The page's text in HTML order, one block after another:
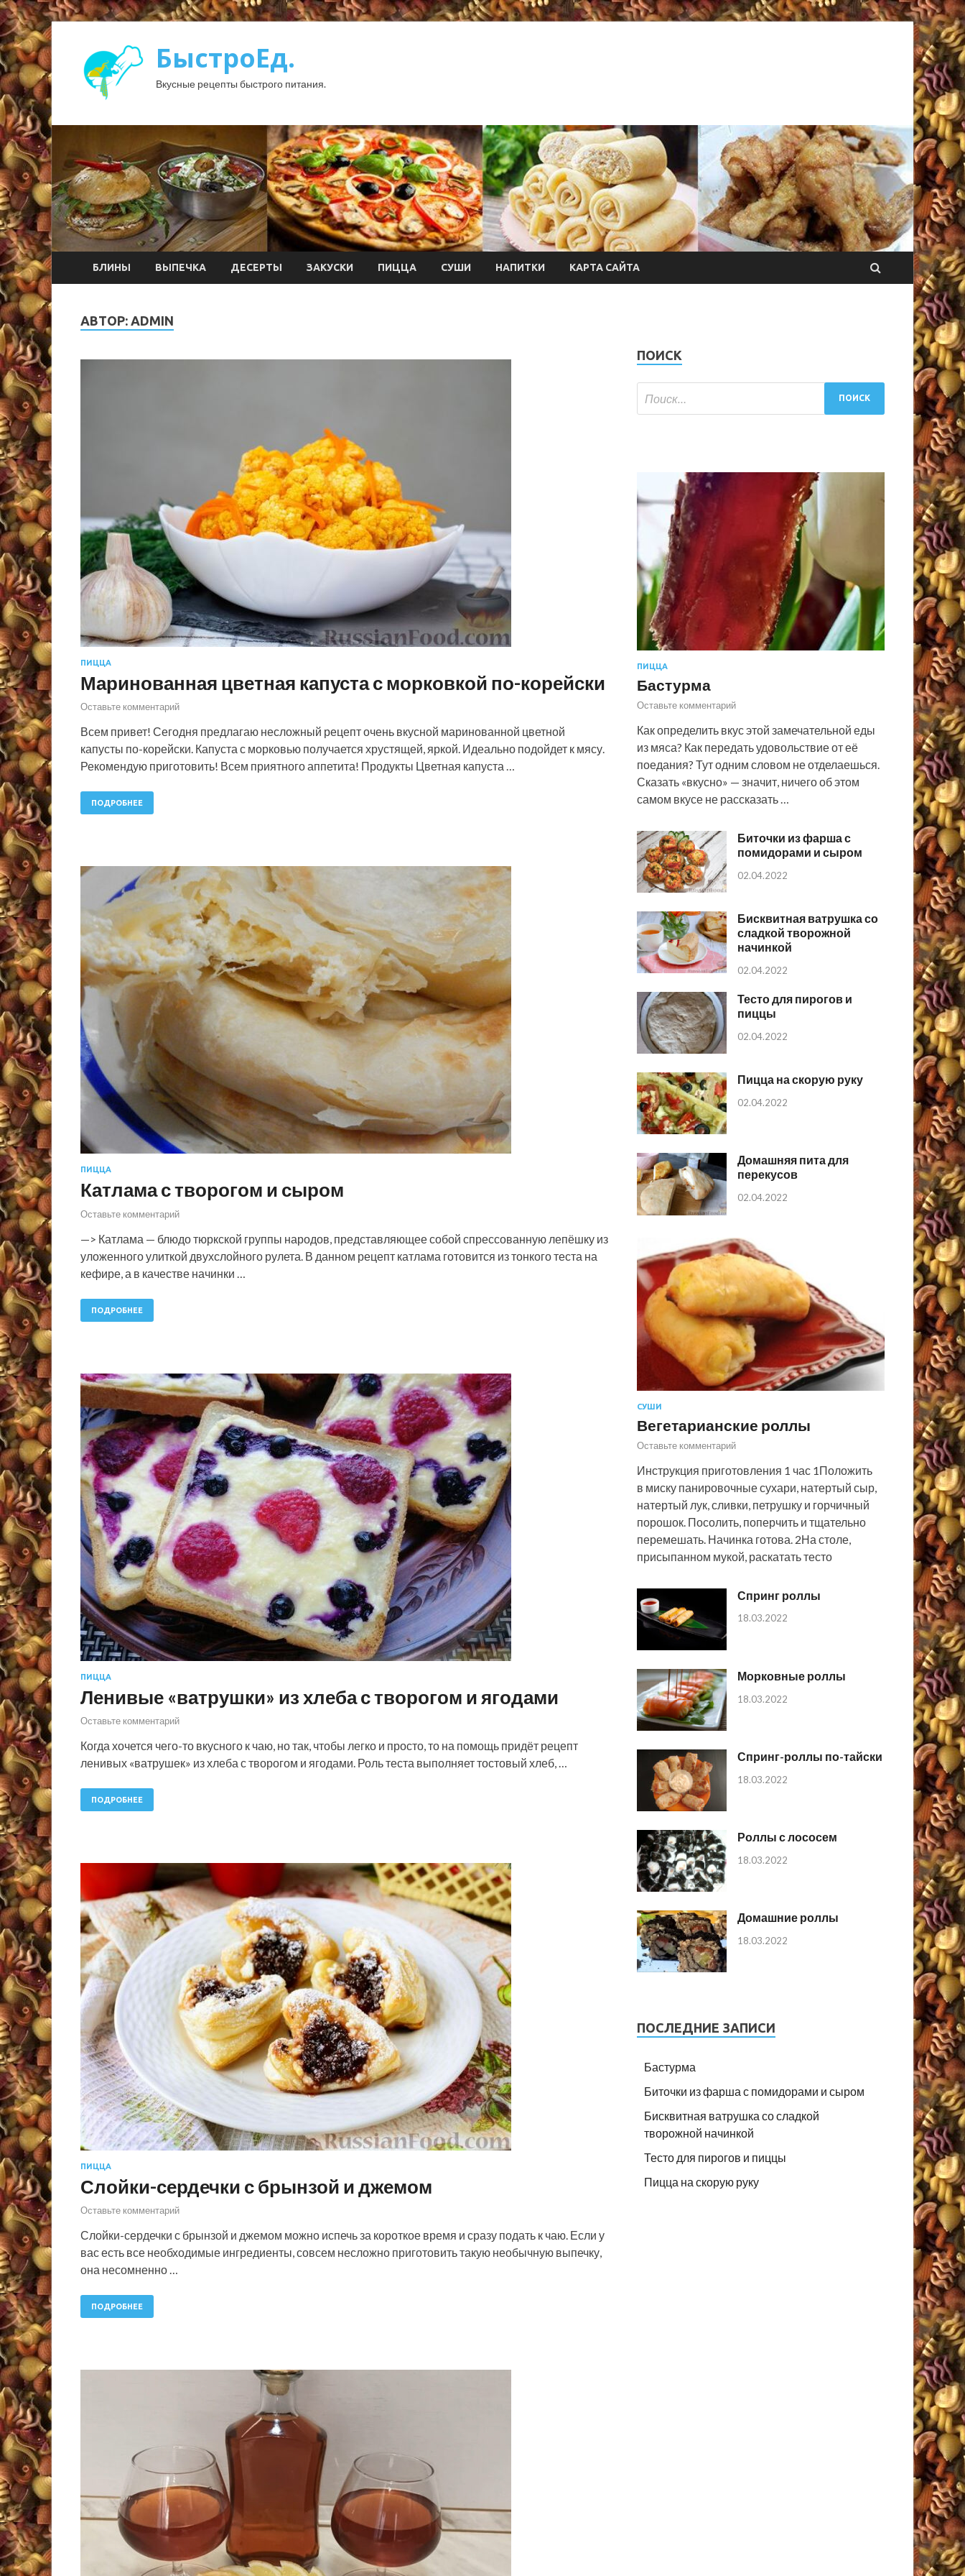
БыстроЕд.
Вкусные рецепты быстрого питания.
БЛИНЫ ВЫПЕЧКА ДЕСЕРТЫ ЗАКУСКИ ПИЦЦА СУШИ НАПИТКИ КАРТА САЙТА
АВТОР: ADMIN
ПИЦЦА
Маринованная цветная капуста с морковкой по-корейски
Оставьте комментарий
Всем привет! Сегодня предлагаю несложный рецепт очень вкусной маринованной цветной
капусты по-корейски. Капуста с морковью получается хрустящей, яркой. Идеально подойдет к мясу.
Рекомендую приготовить! Всем приятного аппетита! Продукты Цветная капуста …
ПОДРОБНЕЕ
ПИЦЦА
Катлама с творогом и сыром
Оставьте комментарий
—> Катлама — блюдо тюркской группы народов, представляющее собой спрессованную лепёшку из
уложенного улиткой двухслойного рулета. В данном рецепт катлама готовится из тонкого теста на
кефире, а в качестве начинки …
ПОДРОБНЕЕ
ПИЦЦА
Ленивые «ватрушки» из хлеба с творогом и ягодами
Оставьте комментарий
Когда хочется чего-то вкусного к чаю, но так, чтобы легко и просто, то на помощь придёт рецепт
ленивых «ватрушек» из хлеба с творогом и ягодами. Роль теста выполняет тостовый хлеб, …
ПОДРОБНЕЕ
ПИЦЦА
Слойки-сердечки с брынзой и джемом
Оставьте комментарий
Слойки-сердечки с брынзой и джемом можно испечь за короткое время и сразу подать к чаю. Если у
вас есть все необходимые ингредиенты, совсем несложно приготовить такую необычную выпечку,
она несомненно …
ПОДРОБНЕЕ
ПОИСК
ПИЦЦА
Бастурма
Оставьте комментарий
Как определить вкус этой замечательной еды
из мяса? Как передать удовольствие от её
поедания? Тут одним словом не отделаешься.
Сказать «вкусно» — значит, ничего об этом
самом вкусе не рассказать …
Биточки из фарша с
помидорами и сыром
02.04.2022
Бисквитная ватрушка со
сладкой творожной
начинкой
02.04.2022
Тесто для пирогов и
пиццы
02.04.2022
Пицца на скорую руку
02.04.2022
Домашняя пита для
перекусов
02.04.2022
СУШИ
Вегетарианские роллы
Оставьте комментарий
Инструкция приготовления 1 час 1Положить
в миску панировочные сухари, натертый сыр,
натертый лук, сливки, петрушку и горчичный
порошок. Посолить, поперчить и тщательно
перемешать. Начинка готова. 2На столе,
присыпанном мукой, раскатать тесто
Спринг роллы
18.03.2022
Морковные роллы
18.03.2022
Спринг-роллы по-тайски
18.03.2022
Роллы с лососем
18.03.2022
Домашние роллы
18.03.2022
ПОСЛЕДНИЕ ЗАПИСИ
Бастурма
Биточки из фарша с помидорами и сыром
Бисквитная ватрушка со сладкой
творожной начинкой
Тесто для пирогов и пиццы
Пицца на скорую руку